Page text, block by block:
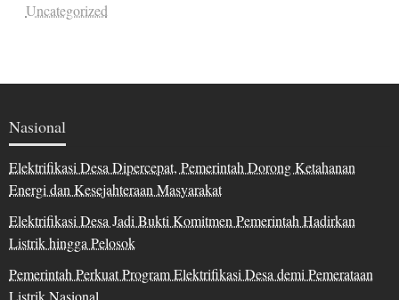
Uncategorized
Nasional
Elektrifikasi Desa Dipercepat, Pemerintah Dorong Ketahanan
Energi dan Kesejahteraan Masyarakat
Elektrifikasi Desa Jadi Bukti Komitmen Pemerintah Hadirkan
Listrik hingga Pelosok
Pemerintah Perkuat Program Elektrifikasi Desa demi Pemerataan
Listrik Nasional